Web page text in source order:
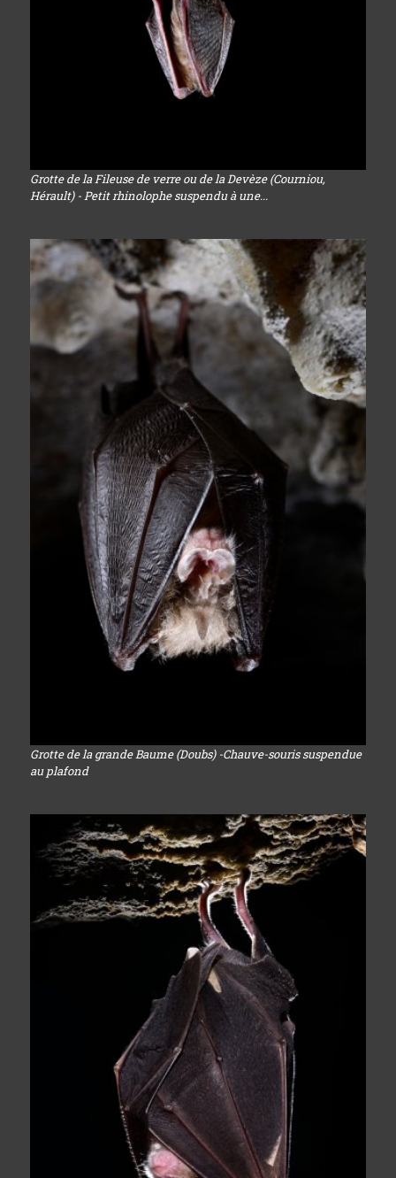
Grotte de la Fileuse de verre ou de la Devèze (Courniou,
Hérault) - Petit rhinolophe suspendu à une...
Grotte de la grande Baume (Doubs) -Chauve-souris suspendue
au plafond